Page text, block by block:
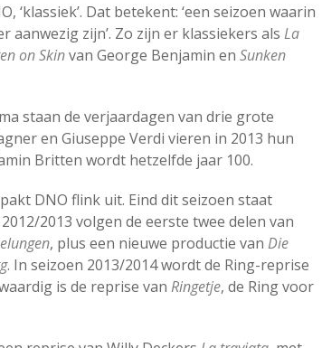
Dat betekent: ‘een seizoen waarin
zijn’. Zo zijn er klassiekers als La
on Skinvan George Benjamin en Sunken
staan de verjaardagen van drie grote
en Giuseppe Verdi vieren in 2013 hun
Britten wordt hetzelfde jaar 100.
DNO flink uit. Eind dit seizoen staat
2013 volgen de eerste twee delen van
, plus een nieuwe productie van Die
. In seizoen 2013/2014 wordt de Ring-reprise
is de reprise van Ringetje, de Ring voor